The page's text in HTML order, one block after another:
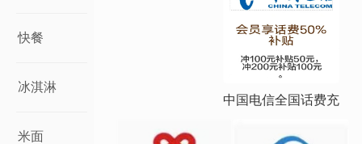
中国电信全国话费充
快餐
冰淇淋
米面